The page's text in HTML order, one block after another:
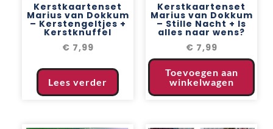
Kerstkaartenset
Marius van Dokkum
– Kerstengeltjes +
Kerstknuffel
€ 7,99
Lees verder
Kerstkaartenset
Marius van Dokkum
– Stille Nacht + Is
alles naar wens?
€ 7,99
Toevoegen aan
winkelwagen